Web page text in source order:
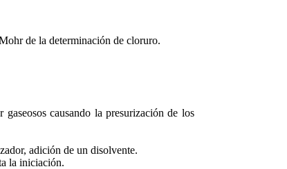
de la determinación de cloruro.
causando la presurización de los
adición de un disolvente.
la iniciación.